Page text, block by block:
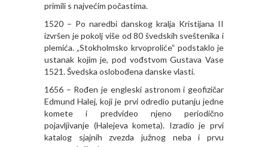
primili s najvećim počastima.
1520 – Po naredbi danskog kralja Kristijana II
izvršen je pokolj više od 80 švedskih sveštenika i
plemića. „Stokholmsko krvoproliće“ podstaklo je
ustanak kojim je, pod vođstvom Gustava Vase
1521. Švedska oslobođena danske vlasti.
1656 – Rođen je engleski astronom i geofizičar
Edmund Halej, koji je prvi odredio putanju jedne
komete i predvideo njeno periodično
pojavljivanje (Halejeva kometa). Izradio je prvi
katalog sjajnih zvezda južnog neba i prvu